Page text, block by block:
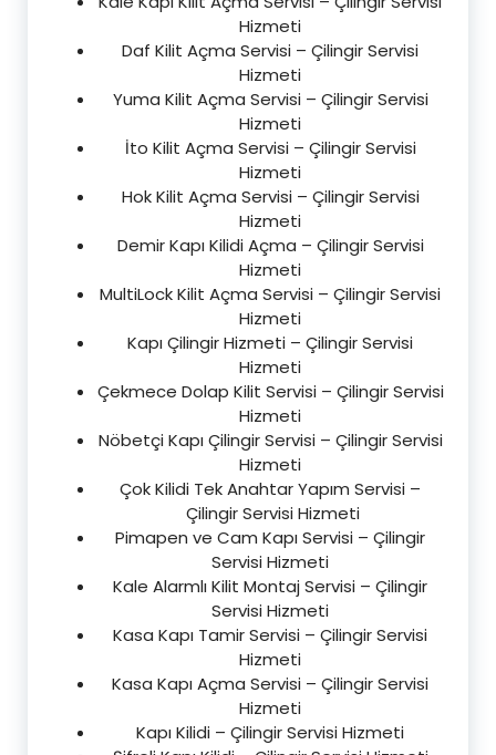
Hizmeti
Daf Kilit Açma Servisi – Çilingir Servisi
Hizmeti
Yuma Kilit Açma Servisi – Çilingir Servisi
Hizmeti
İto Kilit Açma Servisi – Çilingir Servisi
Hizmeti
Hok Kilit Açma Servisi – Çilingir Servisi
Hizmeti
Demir Kapı Kilidi Açma – Çilingir Servisi
Hizmeti
MultiLock Kilit Açma Servisi – Çilingir Servisi
Hizmeti
Kapı Çilingir Hizmeti – Çilingir Servisi
Hizmeti
Çekmece Dolap Kilit Servisi – Çilingir Servisi
Hizmeti
Nöbetçi Kapı Çilingir Servisi – Çilingir Servisi
Hizmeti
Çok Kilidi Tek Anahtar Yapım Servisi –
Çilingir Servisi Hizmeti
Pimapen ve Cam Kapı Servisi – Çilingir
Servisi Hizmeti
Kale Alarmlı Kilit Montaj Servisi – Çilingir
Servisi Hizmeti
Kasa Kapı Tamir Servisi – Çilingir Servisi
Hizmeti
Kasa Kapı Açma Servisi – Çilingir Servisi
Hizmeti
Kapı Kilidi – Çilingir Servisi Hizmeti